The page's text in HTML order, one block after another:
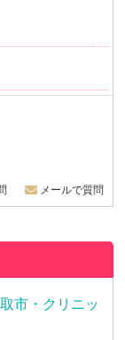
メールで質問
市・クリニッ